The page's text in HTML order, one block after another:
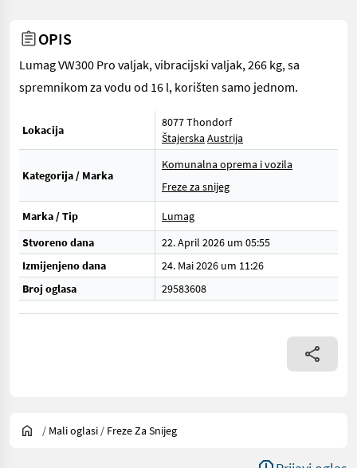
OPIS
Lumag VW300 Pro valjak, vibracijski valjak, 266 kg, sa
spremnikom za vodu od 16 l, korišten samo jednom.
Lokacija
8077 Thondorf
Štajerska Austrija
Kategorija / Marka
Komunalna oprema i vozila
Freze za snijeg
Marka / Tip
Lumag
Stvoreno dana
22. April 2026 um 05:55
Izmijenjeno dana
24. Mai 2026 um 11:26
Broj oglasa
29583608
/ Mali oglasi / Freze Za Snijeg